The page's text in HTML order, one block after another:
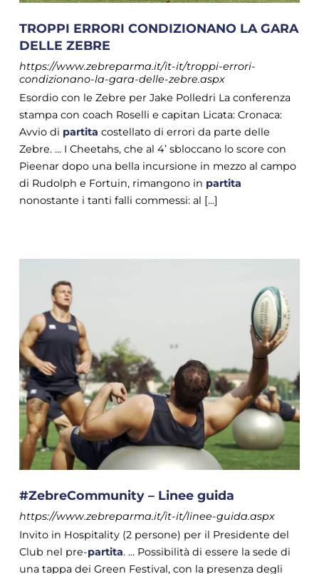
TROPPI ERRORI CONDIZIONANO LA GARA
DELLE ZEBRE
https://www.zebreparma.it/it-it/troppi-errori-
condizionano-la-gara-delle-zebre.aspx
Esordio con le Zebre per Jake Polledri La conferenza
stampa con coach Roselli e capitan Licata: Cronaca:
Avvio di partita costellato di errori da parte delle
Zebre. ... I Cheetahs, che al 4’ sbloccano lo score con
Pieenar dopo una bella incursione in mezzo al campo
di Rudolph e Fortuin, rimangono in partita
nonostante i tanti falli commessi: al [...]
#ZebreCommunity – Linee guida
https://www.zebreparma.it/it-it/linee-guida.aspx
Invito in Hospitality (2 persone) per il Presidente del
Club nel pre-partita. ... Possibilità di essere la sede di
una tappa dei Green Festival, con la presenza degli